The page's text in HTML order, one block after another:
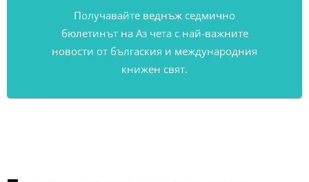
Получавайте веднъж седмично
бюлетинът на Аз чета с най-важните
новости от бългаския и международния
книжен свят.